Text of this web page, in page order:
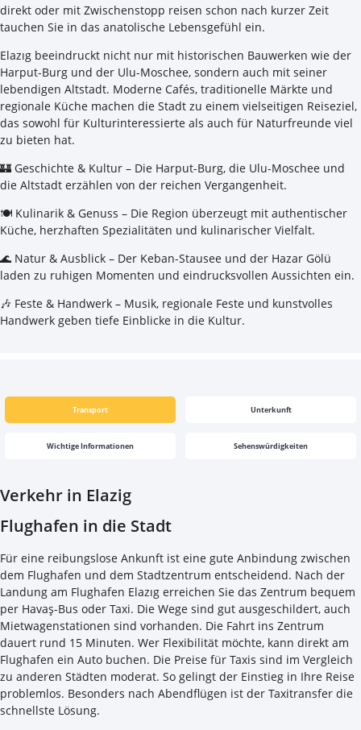
direkt oder mit Zwischenstopp reisen schon nach kurzer Zeit
tauchen Sie in das anatolische Lebensgefühl ein.
Elazıg beeindruckt nicht nur mit historischen Bauwerken wie der
Harput-Burg und der Ulu-Moschee, sondern auch mit seiner
lebendigen Altstadt. Moderne Cafés, traditionelle Märkte und
regionale Küche machen die Stadt zu einem vielseitigen Reiseziel,
das sowohl für Kulturinteressierte als auch für Naturfreunde viel
zu bieten hat.
🏰 Geschichte & Kultur – Die Harput-Burg, die Ulu-Moschee und
die Altstadt erzählen von der reichen Vergangenheit.
🍽 Kulinarik & Genuss – Die Region überzeugt mit authentischer
Küche, herzhaften Spezialitäten und kulinarischer Vielfalt.
🌊 Natur & Ausblick – Der Keban-Stausee und der Hazar Gölü
laden zu ruhigen Momenten und eindrucksvollen Aussichten ein.
🎶 Feste & Handwerk – Musik, regionale Feste und kunstvolles
Handwerk geben tiefe Einblicke in die Kultur.
Transport Unterkunft
Wichtige Informationen Sehenswürdigkeiten
Verkehr in Elazig
Flughafen in die Stadt
Für eine reibungslose Ankunft ist eine gute Anbindung zwischen
dem Flughafen und dem Stadtzentrum entscheidend. Nach der
Landung am Flughafen Elazıg erreichen Sie das Zentrum bequem
per Havaş-Bus oder Taxi. Die Wege sind gut ausgeschildert, auch
Mietwagenstationen sind vorhanden. Die Fahrt ins Zentrum
dauert rund 15 Minuten. Wer Flexibilität möchte, kann direkt am
Flughafen ein Auto buchen. Die Preise für Taxis sind im Vergleich
zu anderen Städten moderat. So gelingt der Einstieg in Ihre Reise
problemlos. Besonders nach Abendflügen ist der Taxitransfer die
schnellste Lösung.